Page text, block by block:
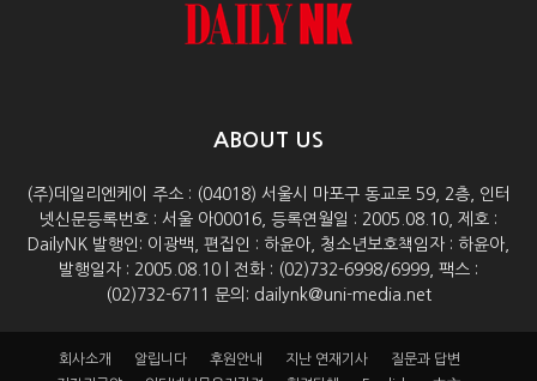
ABOUT US
(주)데일리엔케이 주소 : (04018) 서울시 마포구 동교로 59, 2층, 인터
넷신문등록번호 : 서울 아00016, 등록연월일 : 2005.08.10, 제호 :
DailyNK 발행인: 이광백, 편집인 : 하윤아, 청소년보호책임자 : 하윤아,
발행일자 : 2005.08.10 | 전화 : (02)732-6998/6999, 팩스 :
(02)732-6711 문의: dailynk@uni-media.net
회사소개 알립니다 후원안내 지난 연재기사
질문과 답변